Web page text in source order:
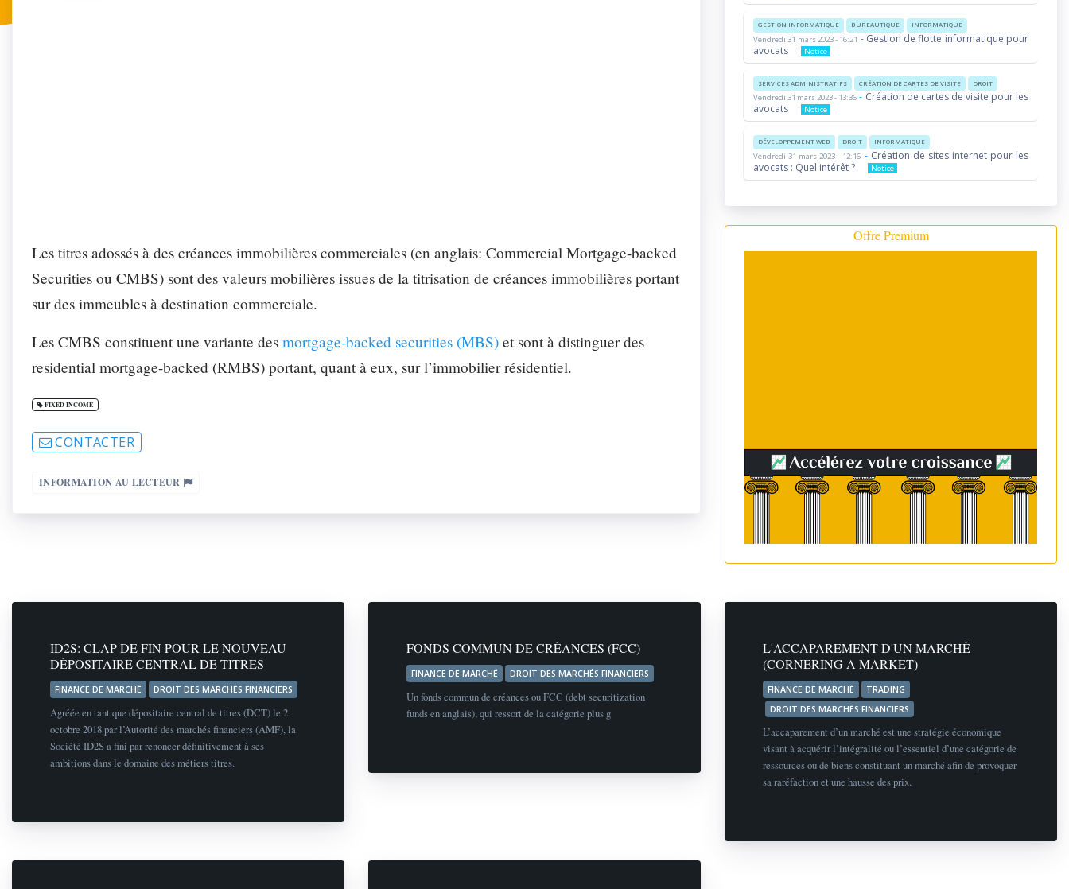
Les titres adossés à des créances immobilières commerciales (en anglais: Commercial Mortgage-backed
Securities ou CMBS) sont des valeurs mobilières issues de la titrisation de créances immobilières portant
sur des immeubles à destination commerciale.
Les CMBS constituent une variante des mortgage-backed securities (MBS) et sont à distinguer des
residential mortgage-backed (RMBS) portant, quant à eux, sur l’immobilier résidentiel.
FIXED INCOME
CONTACTER
INFORMATION AU LECTEUR
GESTION INFORMATIQUE BUREAUTIQUE INFORMATIQUE
Vendredi 31 mars 2023 - 16:21 - Gestion de flotte informatique pour
avocats
Notice
SERVICES ADMINISTRATIFS CRÉATION DE CARTES DE VISITE DROIT
Vendredi 31 mars 2023 - 13:36 - Création de cartes de visite pour les
avocats
Notice
DÉVELOPPEMENT WEB DROIT INFORMATIQUE
Vendredi 31 mars 2023 - 12:16 - Création de sites internet pour les
avocats : Quel intérêt ?
Notice
Offre Premium
ID2S: CLAP DE FIN POUR LE NOUVEAU
DÉPOSITAIRE CENTRAL DE TITRES
FINANCE DE MARCHÉ DROIT DES MARCHÉS FINANCIERS
Agréée en tant que dépositaire central de titres (DCT) le 2
octobre 2018 par l’Autorité des marchés financiers (AMF), la
Société ID2S a fini par renoncer définitivement à ses
ambitions dans le domaine des métiers titres.
FONDS COMMUN DE CRÉANCES (FCC)
FINANCE DE MARCHÉ DROIT DES MARCHÉS FINANCIERS
Un fonds commun de créances ou FCC (debt securitization
funds en anglais), qui ressort de la catégorie plus g
L'ACCAPAREMENT D'UN MARCHÉ
(CORNERING A MARKET)
FINANCE DE MARCHÉ
TRADING
DROIT DES MARCHÉS FINANCIERS
L’accaparement d’un marché est une stratégie économique
visant à acquérir l’intégralité ou l’essentiel d’une catégorie de
ressources ou de biens constituant un marché afin de provoquer
sa raréfaction et une hausse des prix.